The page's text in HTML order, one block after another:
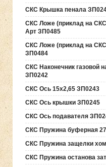
СКС Крышка пенала
СКС Ложе (приклад на
Арт ЗП0485
СКС Ложе (приклад на
ЗП0484
СКС Наконечник газовой
ЗП0242
СКС Ось 15х2,65 ЗП0243
СКС Ось крышки ЗП0245
СКС Ось подавателя
СКС Пружина буферная
СКС Пружина защелки
СКС Пружина останова